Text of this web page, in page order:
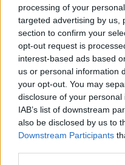
processing of your
targeted advertising by us,
section to confirm your
opt-out request is
interest-based ads based
us or personal information
your opt-out. You may
disclosure of your
IAB’s list of downstream
also be disclosed by us to
Downstream Participants
ΔΕΙΤΕ ΕΠΙΣΗΣ
ΣΤΗΝ ΙΔΙΑ